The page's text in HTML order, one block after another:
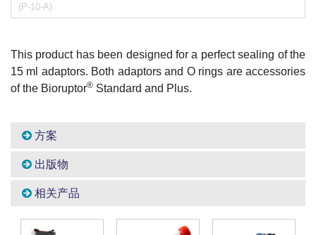
(P-10-A)
This product has been designed for a perfect sealing of the
15 ml adaptors. Both adaptors and O rings are accessories
of the Bioruptor® Standard and Plus.
方案
出版物
相关产品